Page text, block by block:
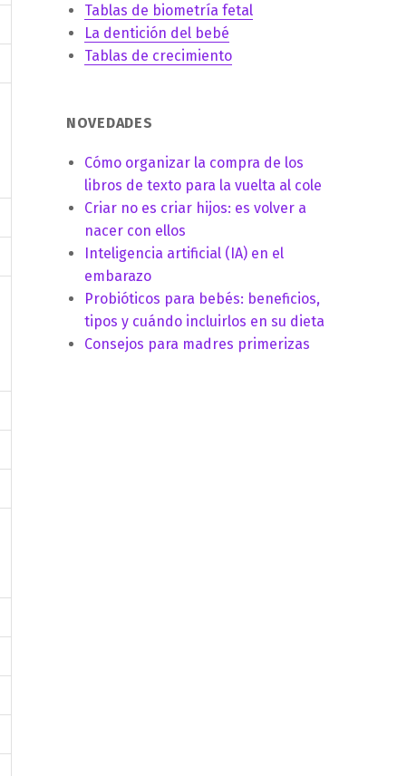
Tablas de biometría fetal
La dentición del bebé
Tablas de crecimiento
NOVEDADES
Cómo organizar la compra de los
libros de texto para la vuelta al cole
Criar no es criar hijos: es volver a
nacer con ellos
Inteligencia artificial (IA) en el
embarazo
Probióticos para bebés: beneficios,
tipos y cuándo incluirlos en su dieta
Consejos para madres primerizas